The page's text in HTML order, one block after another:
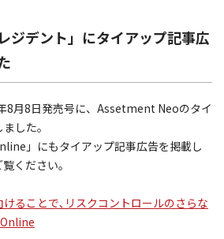
ジデント」にタイアップ記事広
8月8日発売号に、Assetment Neoのタイ
した。
」にもタイアップ記事広告を掲載し
ください。
ることで､リスクコントロールのさらな